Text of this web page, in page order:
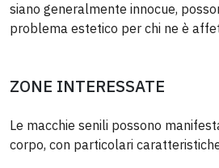
ZONE INTERESSATE
Le macchie senili possono
corpo, con particolari
siano generalmente innocue,
problema estetico per chi ne è